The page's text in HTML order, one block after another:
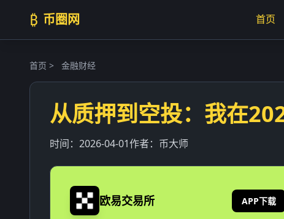
₿ 币圈网 首页
首页 > 金融财经
从质押到空投：我在
时间： 2026-04-01作者： 币大师
欧易交易所 APP下载